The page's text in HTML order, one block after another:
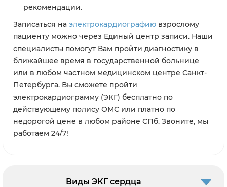
рекомендации.
Записаться на электрокардиографию взрослому
пациенту можно через Единый центр записи. Наши
специалисты помогут Вам пройти диагностику в
ближайшее время в государственной больнице
или в любом частном медицинском центре Санкт-
Петербурга. Вы сможете пройти
электрокардиограмму (ЭКГ) бесплатно по
действующему полису ОМС или платно по
недорогой цене в любом районе СПб. Звоните, мы
работаем 24/7!
Виды ЭКГ сердца